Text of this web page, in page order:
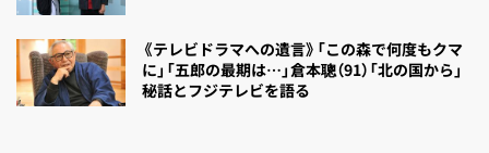
《テレビドラマへの遺言》「この森で何度もクマ
に」「五郎の最期は…」倉本聰（91）「北の国から」
秘話とフジテレビを語る